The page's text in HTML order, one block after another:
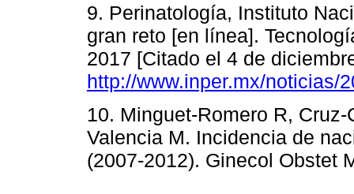
9. Perinatología, Instituto
gran reto [en línea].
2017 [Citado el 4 de
http://www.inper.mx/noticias/
10. Minguet-Romero R,
Valencia M. Incidencia de
(2007-2012). Ginecol Obstet